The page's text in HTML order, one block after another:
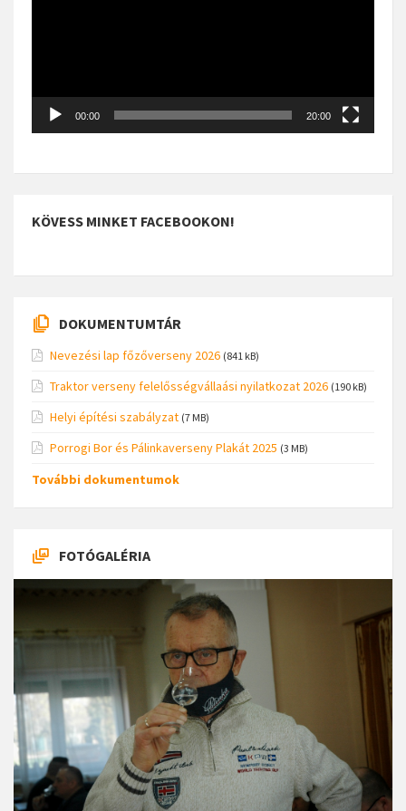
00:00 20:00
KÖVESS MINKET FACEBOOKON!
DOKUMENTUMTÁR
Nevezési lap főzőverseny 2026 (841 kB)
Traktor verseny felelősségvállaási nyilatkozat 2026 (190 kB)
Helyi építési szabályzat (7 MB)
Porrogi Bor és Pálinkaverseny Plakát 2025 (3 MB)
További dokumentumok
FOTÓGALÉRIA